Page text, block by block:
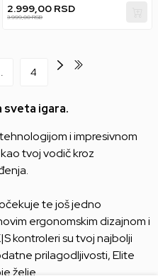
2.999,00 RSD
3.999,00 RSD
4
sveta igara.
i impresivnom
tvoj vodič kroz
te još jedno
ergonomskim dizajnom i
kontroleri su tvoj najbolji
prilagodljivosti, Elite
želje.